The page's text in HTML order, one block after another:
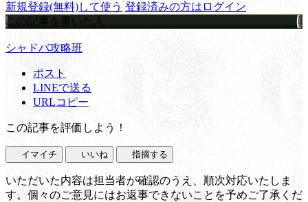
新規登録(無料)して使う 登録済みの方はログイン
この記事を書いた人
シャドバ攻略班
ポスト
LINEで送る
URLコピー
この記事を評価しよう！
イマイチ いいね 指摘する
いただいた内容は担当者が確認のうえ、順次対応いたしま
す。個々のご意見にはお返事できないことを予めご了承くだ